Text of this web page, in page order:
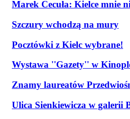
Marek Cecuła: Kielce mnie
Szczury wchodzą na mury
Pocztówki z Kielc wybrane!
Wystawa ''Gazety'' w
Znamy laureatów
Ulica Sienkiewicza w galerii